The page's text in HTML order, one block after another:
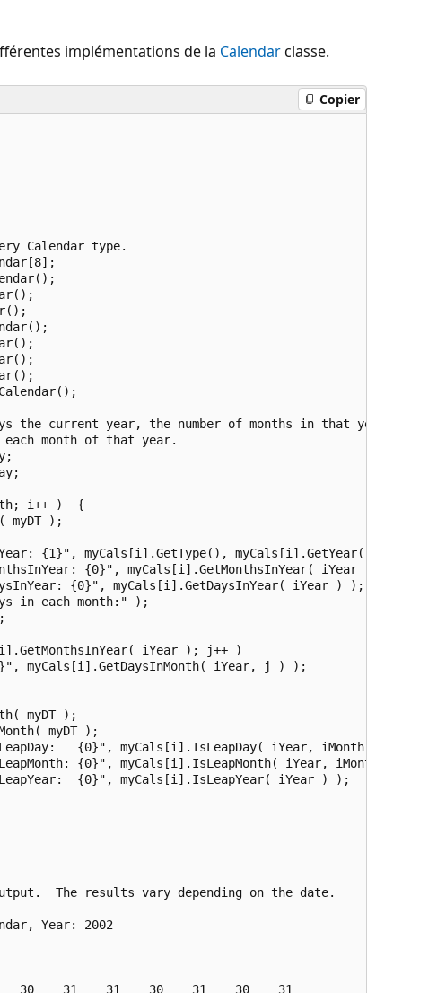
implémentations de la Calendarclasse.
Copier
Calendar type.
the current year, the number of months in that year,
month of that year.
i++ )  {
myDT );
{1}", myCals[i].GetType(), myCals[i].GetYear( myDT ) );
{0}", myCals[i].GetMonthsInYear( iYear ) );
{0}", myCals[i].GetDaysInYear( iYear ) );
in each month:" );
iYear ); j++ )
myCals[i].GetDaysInMonth( iYear, j ) );
myDT );
myDT );
{0}", myCals[i].IsLeapDay( iYear, iMonth, iDay ) );
{0}", myCals[i].IsLeapMonth( iYear, iMonth ) );
{0}", myCals[i].IsLeapYear( iYear ) );
The results vary depending on the date.
Year: 2002
30    31    31    30    31    30    31